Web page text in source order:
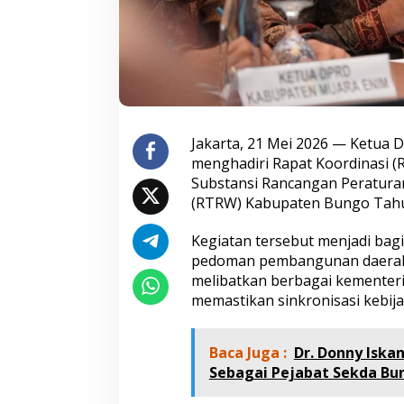
t
a
s
S
e
k
t
r
P
e
r
s
t
u
j
u
a
u
b
s
Jakarta, 21 Mei 2026 — Ketua
menghadiri Rapat Koordinasi
Substansi Rancangan
(RTRW) Kabupaten Bungo
Kegiatan tersebut menjadi
pedoman pembangunan
melibatkan berbagai
memastikan sinkronisasi
Baca Juga : Dr. Donny
Sebagai Pejabat Sekda